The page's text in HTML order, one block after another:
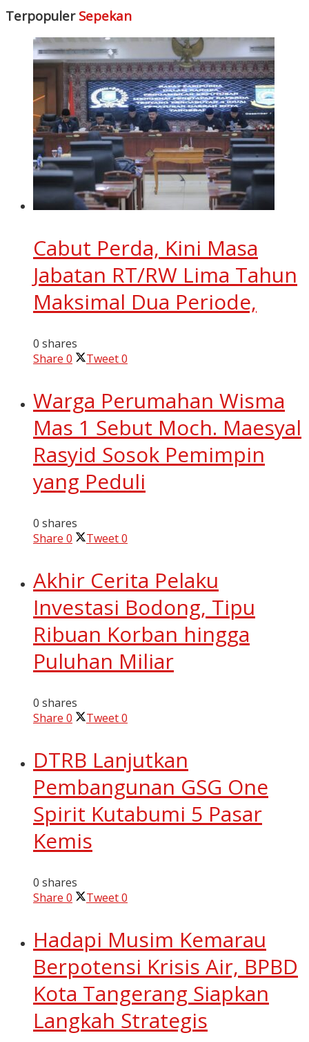
Terpopuler Sepekan
Cabut Perda, Kini Masa
Jabatan RT/RW Lima Tahun
Maksimal Dua Periode,
0 shares
Share 0 Tweet0
Warga Perumahan Wisma
Mas 1 Sebut Moch. Maesyal
Rasyid Sosok Pemimpin
yang Peduli
0 shares
Share 0 Tweet0
Akhir Cerita Pelaku
Investasi Bodong, Tipu
Ribuan Korban hingga
Puluhan Miliar
0 shares
Share 0 Tweet0
DTRB Lanjutkan
Pembangunan GSG One
Spirit Kutabumi 5 Pasar
Kemis
0 shares
Share 0 Tweet0
Hadapi Musim Kemarau
Berpotensi Krisis Air, BPBD
Kota Tangerang Siapkan
Langkah Strategis